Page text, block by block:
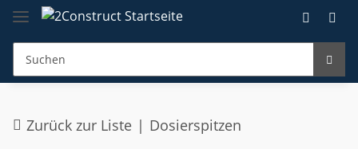
Zurück zur Liste Dosierspitzen